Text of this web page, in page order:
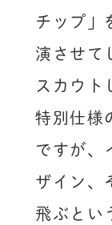
チップ」
演させて
スカウト
特別仕様
ですが、
ザイン、
飛ぶとい